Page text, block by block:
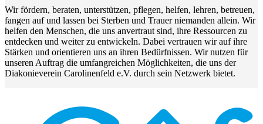
Wir fördern, beraten, unterstützen, pflegen, helfen, lehren, betreuen,
fangen auf und lassen bei Sterben und Trauer niemanden allein. Wir
helfen den Menschen, die uns anvertraut sind, ihre Ressourcen zu
entdecken und weiter zu entwickeln. Dabei vertrauen wir auf ihre
Stärken und orientieren uns an ihren Bedürfnissen. Wir nutzen für
unseren Auftrag die umfangreichen Möglichkeiten, die uns der
Diakonieverein Carolinenfeld e.V. durch sein Netzwerk bietet.
Hauptnavigation